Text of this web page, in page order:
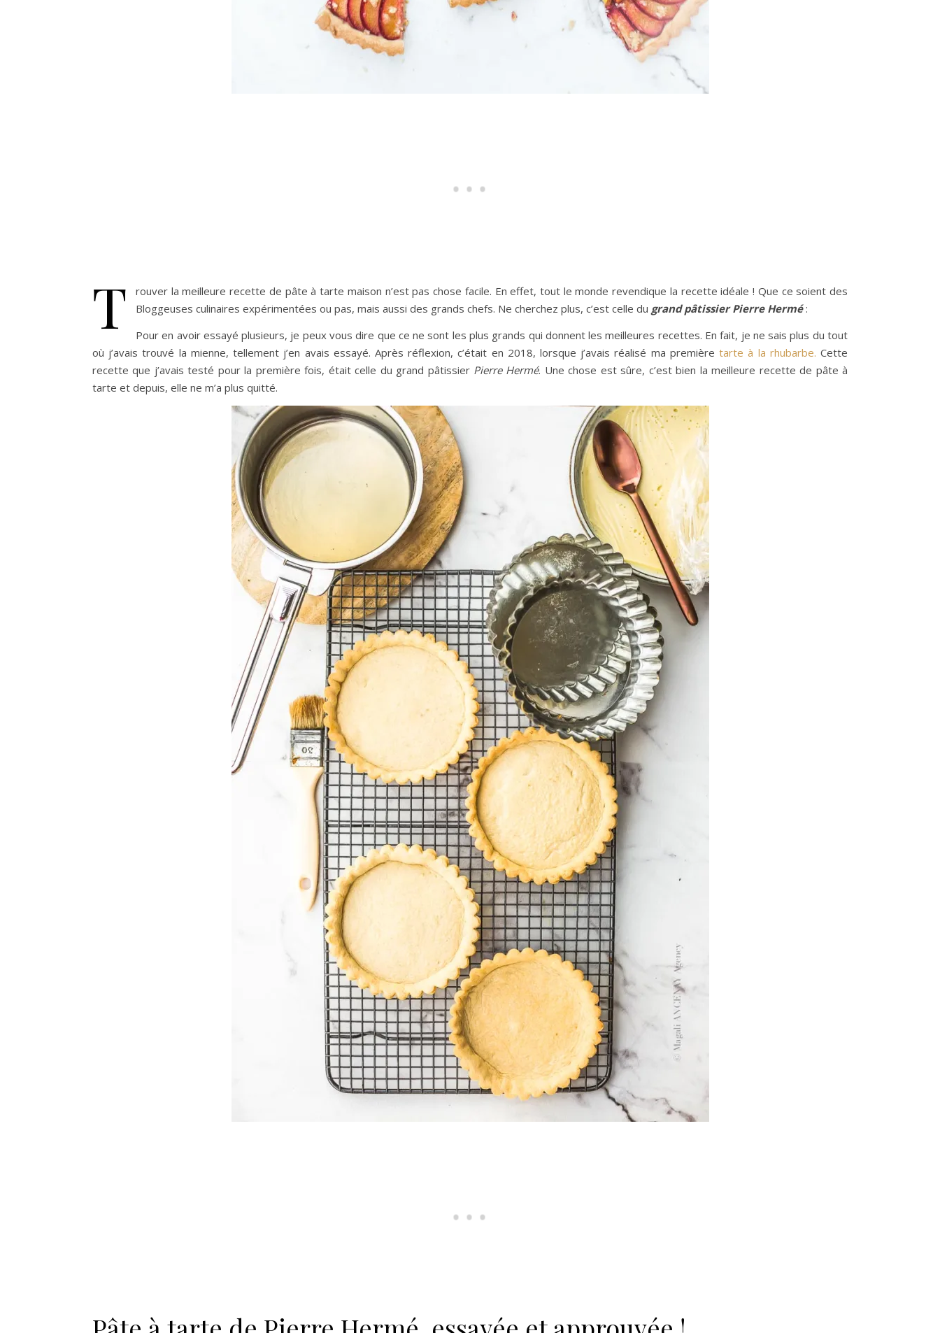
T
rouver la meilleure recette de pâte à tarte maison n’est pas chose facile. En effet, tout le monde revendique la recette idéale ! Que ce soient des
Bloggeuses culinaires expérimentées ou pas, mais aussi des grands chefs. Ne cherchez plus, c’est celle du grand pâtissier Pierre Hermé:
Pour en avoir essayé plusieurs, je peux vous dire que ce ne sont les plus grands qui donnent les meilleures recettes. En fait, je ne sais plus du tout
où j’avais trouvé la mienne, tellement j’en avais essayé. Après réflexion, c’était en 2018, lorsque j’avais réalisé ma première tarte à la rhubarbe. Cette
recette que j’avais testé pour la première fois, était celle du grand pâtissier Pierre Hermé. Une chose est sûre, c’est bien la meilleure recette de pâte à
tarte et depuis, elle ne m’a plus quitté.